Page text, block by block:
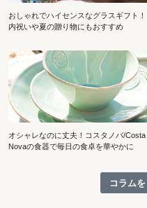
おしゃれでハイセンスなグラスギフト！
内祝いや夏の贈り物にもおすすめ
オシャレなのに丈夫！コスタノバ/Costa
Novaの食器で毎日の食卓を華やかに
コラム